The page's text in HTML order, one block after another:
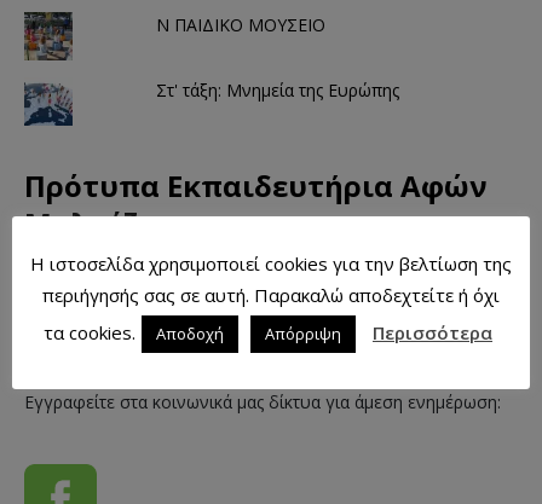
Ν ΠΑΙΔΙΚΟ ΜΟΥΣΕΙΟ
Στ' τάξη: Μνημεία της Ευρώπης
Πρότυπα Εκπαιδευτήρια Αφών
Μαλτέζου
Τηλ.: +302751067656
Εγγραφείτε στα κοινωνικά μας δίκτυα για άμεση ενημέρωση:
Η ιστοσελίδα χρησιμοποιεί cookies για την βελτίωση της
περιήγησής σας σε αυτή. Παρακαλώ αποδεχτείτε ή όχι
τα cookies.
Αποδοχή Απόρριψη Περισσότερα